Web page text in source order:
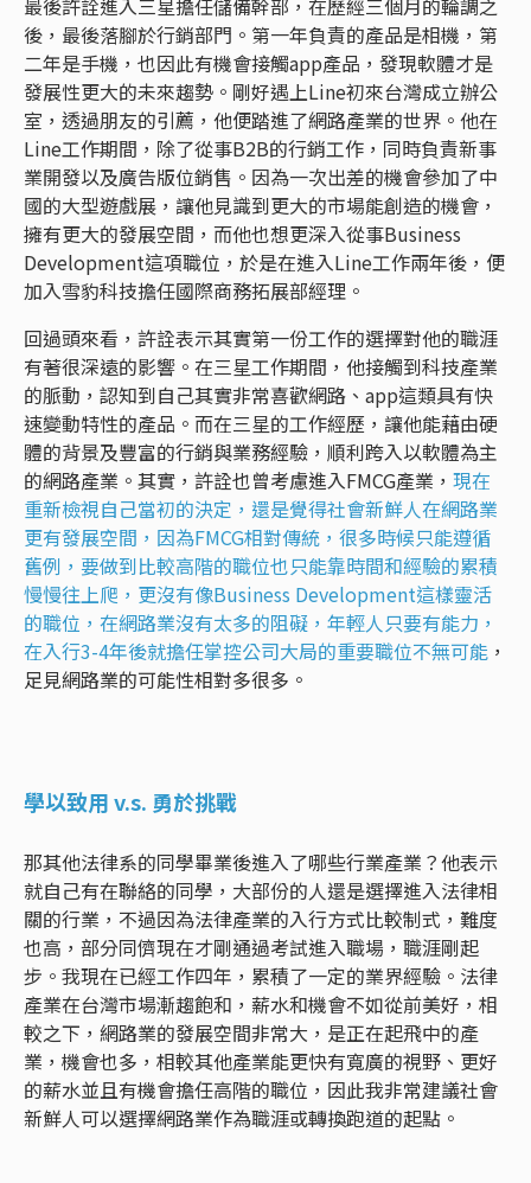
後，最後落腳於行銷部門。第一年負責的產品是相機，第
二年是手機，也因此有機會接觸app產品，發現軟體才是
發展性更大的未來趨勢。剛好遇上Line初來台灣成立辦公
室，透過朋友的引薦，他便踏進了網路產業的世界。他在
Line工作期間，除了從事B2B的行銷工作，同時負責新事
業開發以及廣告版位銷售。因為一次出差的機會參加了中
國的大型遊戲展，讓他見識到更大的市場能創造的機會，
擁有更大的發展空間，而他也想更深入從事Business
Development這項職位，於是在進入Line工作兩年後，便
加入雪豹科技擔任國際商務拓展部經理。
回過頭來看，許詮表示其實第一份工作的選擇對他的職涯
有著很深遠的影響。在三星工作期間，他接觸到科技產業
的脈動，認知到自己其實非常喜歡網路、app這類具有快
速變動特性的產品。而在三星的工作經歷，讓他能藉由硬
體的背景及豐富的行銷與業務經驗，順利跨入以軟體為主
的網路產業。其實，許詮也曾考慮進入FMCG產業， 現在
重新檢視自己當初的決定，還是覺得社會新鮮人在網路業
更有發展空間，因為FMCG相對傳統，很多時候只能遵循
舊例，要做到比較高階的職位也只能靠時間和經驗的累積
慢慢往上爬，更沒有像Business Development這樣靈活
的職位，在網路業沒有太多的阻礙，年輕人只要有能力，
在入行3-4年後就擔任掌控公司大局的重要職位不無可能 ，
足見網路業的可能性相對多很多。
學以致用 v.s. 勇於挑戰
那其他法律系的同學畢業後進入了哪些行業產業？他表示
就自己有在聯絡的同學，大部份的人還是選擇進入法律相
關的行業，不過因為法律產業的入行方式比較制式，難度
也高，部分同儕現在才剛通過考試進入職場，職涯剛起
步。我現在已經工作四年，累積了一定的業界經驗。法律
產業在台灣市場漸趨飽和，薪水和機會不如從前美好，相
較之下，網路業的發展空間非常大，是正在起飛中的產
業，機會也多，相較其他產業能更快有寬廣的視野、更好
的薪水並且有機會擔任高階的職位，因此我非常建議社會
新鮮人可以選擇網路業作為職涯或轉換跑道的起點。